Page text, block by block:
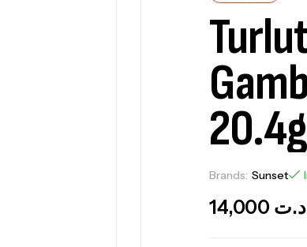
Brands: Sunset
د.ت 14,000